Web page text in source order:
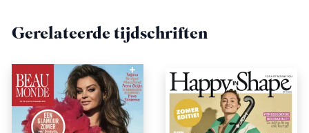
Gerelateerde tijdschriften